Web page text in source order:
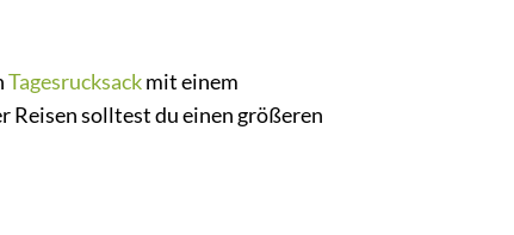
Tagesrucksackmit einem
Reisen solltest du einen größeren